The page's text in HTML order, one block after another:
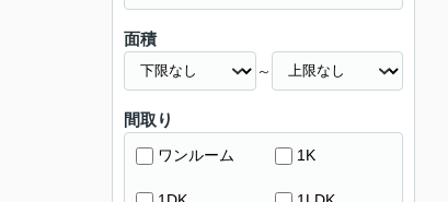
面積
～
間取り
ワンルーム 1K